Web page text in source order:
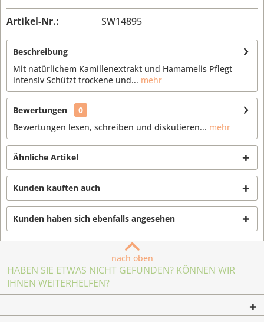
Artikel-Nr.: SW14895
Beschreibung
Mit natürlichem Kamillenextrakt und Hamamelis Pflegt
intensiv Schützt trockene und... mehr
Bewertungen
0
Bewertungen lesen, schreiben und diskutieren... mehr
Ähnliche Artikel
Kunden kauften auch
Kunden haben sich ebenfalls angesehen
nach oben
HABEN SIE ETWAS NICHT GEFUNDEN? KÖNNEN WIR
IHNEN WEITERHELFEN?